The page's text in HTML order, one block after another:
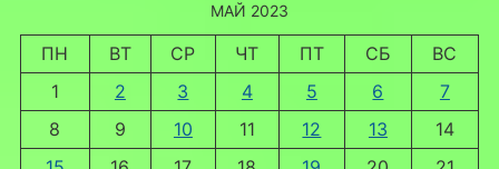
МАЙ 2023
ПН ВТ СР ЧТ ПТ СБ
ВС
1
2 3 4 5 6
7
8
9 10 11 12 13
14